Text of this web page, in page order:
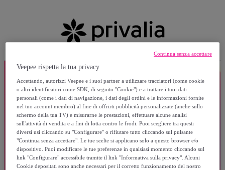
Veepee rispetta la tua privacy
Accettando, autorizzi Veepee e i suoi partner a utilizzare tracciatori (come cookie
o altri identificatori come SDK, di seguito "Cookie") e a trattare i tuoi dati
personali (come i dati di navigazione, i dati degli ordini e le informazioni fornite
nel tuo account membro) al fine di offrirti pubblicità personalizzate (anche sullo
schermo della tua TV) e misurarne le prestazioni, effettuare alcune analisi
sull'attività di vendita e a fini di lotta contro le frodi. Puoi scegliere tra questi
diversi usi cliccando su "Configurare" o rifiutare tutto cliccando sul pulsante
"Continua senza accettare". Le tue scelte si applicano solo a questo browser e/o
dispositivo. Puoi modificare le tue preferenze in qualsiasi momento cliccando sul
link "Configurare" accessibile tramite il link "Informativa sulla privacy". Alcuni
Cookie depositati sono anche necessari per il corretto funzionamento del nostro
Continua senza accettare